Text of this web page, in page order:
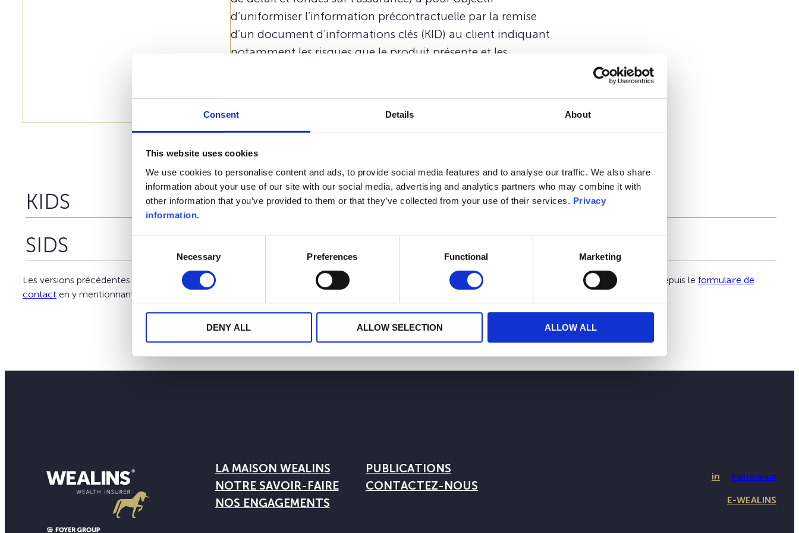
Consent Details About
This website uses cookies
We use cookies to personalise content and ads, to provide social media features and to analyse our traffic. We also share
information about your use of our site with our social media, advertising and analytics partners who may combine it with
other information that you’ve provided to them or that they’ve collected from your use of their services. Privacy
information.
Necessary Preferences Functional Marketing
DENY ALL ALLOW SELECTION ALLOW ALL
d’uniformiser l’information précontractuelle par la remise
d’un document d’informations clés (KID) au client indiquant
notamment les risques que le produit présente et les
KIDS
SIDS
Les versions précédentes de nos KIDs et les SIDs de nos anciens produits depuis 2018 sont disponibles sur demande. Merci d’adresser votre demande depuis le formulaire de
contact en y mentionnant votre numéro de contrat.
LA MAISON WEALINS
NOTRE SAVOIR-FAIRE
NOS ENGAGEMENTS
PUBLICATIONS
CONTACTEZ-NOUS
in Follow us
E-WEALINS